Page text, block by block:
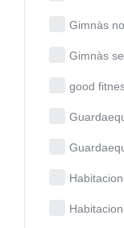
Gimnàs
Gimnàs
good